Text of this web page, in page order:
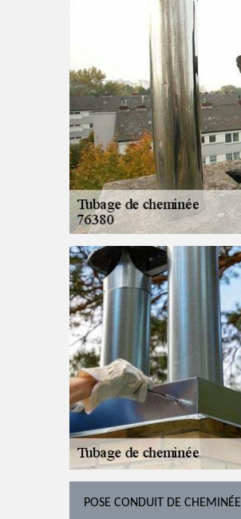
POSE CONDUIT DE CHEMINÉE